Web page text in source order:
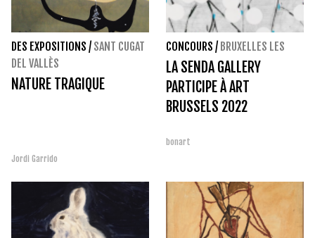
DES EXPOSITIONS / SANT CUGAT
DEL VALLÈS
NATURE TRAGIQUE
Jordi Garrido
CONCOURS / BRUXELLES LES
LA SENDA GALLERY
PARTICIPE À ART
BRUSSELS 2022
bonart